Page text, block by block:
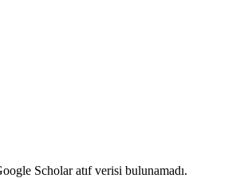
Scholar atıf verisi bulunamadı.